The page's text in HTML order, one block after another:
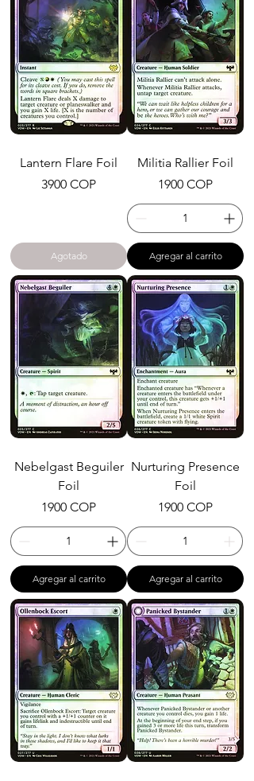
Lantern Flare Foil
Precio
3900 COP
Agotado
Militia Rallier Foil
Precio
1900 COP
Agregar al carrito
Nebelgast Beguiler
Foil
Precio
1900 COP
Agregar al carrito
Nurturing Presence
Foil
Precio
1900 COP
Agregar al carrito